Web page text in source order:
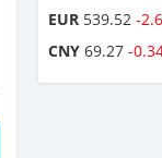
EUR 539.52 -
CNY 69.27 -